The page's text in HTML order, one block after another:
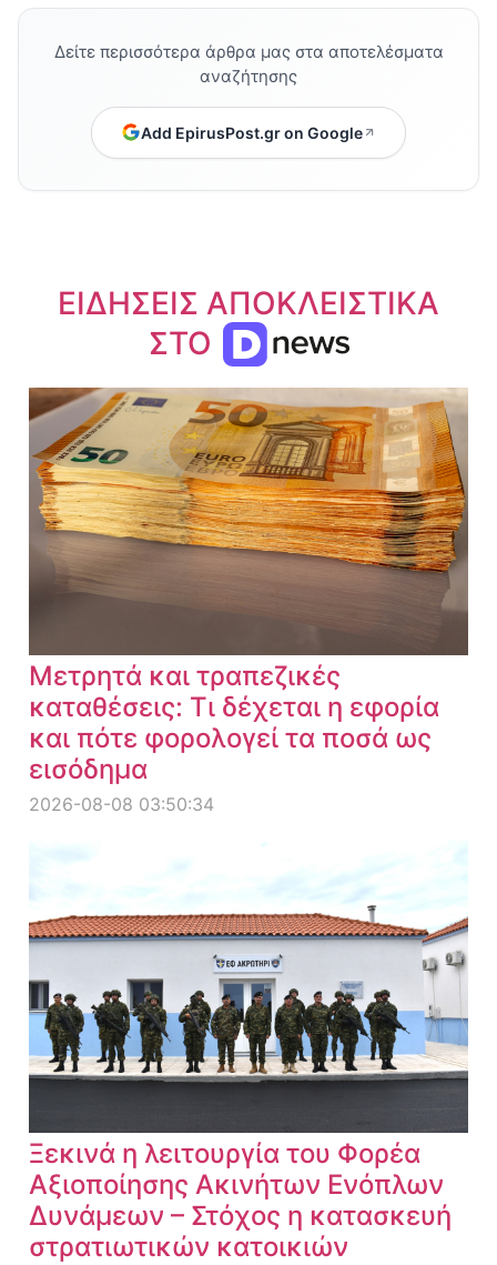
Δείτε περισσότερα άρθρα μας στα αποτελέσματα
αναζήτησης
Add EpirusPost.gr on Google
ΕΙΔΗΣΕΙΣ ΑΠΟΚΛΕΙΣΤΙΚΑ
ΣΤΟ
Μετρητά και τραπεζικές
καταθέσεις: Τι δέχεται η εφορία
και πότε φορολογεί τα ποσά ως
εισόδημα
2026-08-08 03:50:34
Ξεκινά η λειτουργία του Φορέα
Αξιοποίησης Ακινήτων Ενόπλων
Δυνάμεων – Στόχος η κατασκευή
στρατιωτικών κατοικιών